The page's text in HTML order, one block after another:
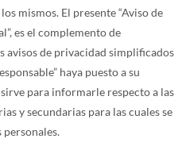
mismos. El presente “Aviso de
es el complemento de
avisos de privacidad simplificados
haya puesto a su
para informarle respecto a las
y secundarias para las cuales se